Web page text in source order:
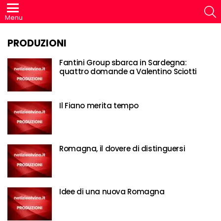
Menu
PRODUZIONI
Fantini Group sbarca in Sardegna:
quattro domande a Valentino Sciotti
Il Fiano merita tempo
Romagna, il dovere di distinguersi
Idee di una nuova Romagna